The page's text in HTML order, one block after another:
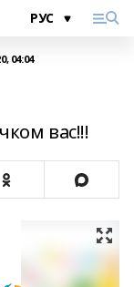
04:04
вас!!!